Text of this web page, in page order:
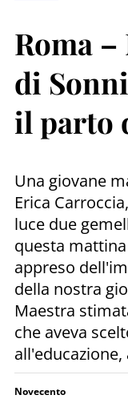
Roma –
di
il parto
Una giovane
Erica
luce due
questa
appreso
della nostra
Maestra
che aveva
Novecento